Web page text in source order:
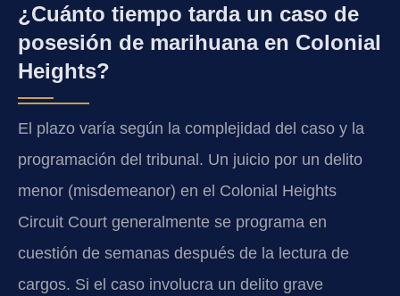
¿Cuánto tiempo tarda un caso de
posesión de marihuana en Colonial
Heights?
El plazo varía según la complejidad del caso y la
programación del tribunal. Un juicio por un delito
menor (misdemeanor) en el Colonial Heights
Circuit Court generalmente se programa en
cuestión de semanas después de la lectura de
cargos. Si el caso involucra un delito grave